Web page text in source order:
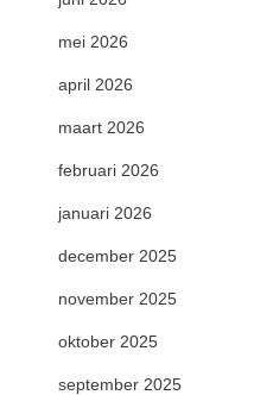
mei 2026
april 2026
maart 2026
februari 2026
januari 2026
december 2025
november 2025
oktober 2025
september 2025